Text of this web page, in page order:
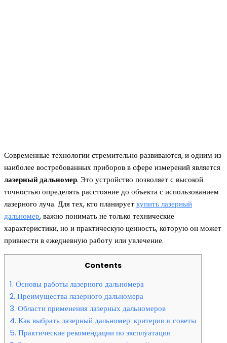
Современные технологии стремительно развиваются, и одним из
наиболее востребованных приборов в сфере измерений является
лазерный дальномер. Это устройство позволяет с высокой
точностью определять расстояние до объекта с использованием
лазерного луча. Для тех, кто планируеткупить лазерный
дальномер, важно понимать не только технические
характеристики, но и практическую ценность, которую он может
привнести в ежедневную работу или увлечение.
Contents
1. Основы работы лазерного дальномера
2. Преимущества лазерного дальномера
3. Области применения лазерных дальномеров
4. Как выбрать лазерный дальномер: критерии и советы
5. Практические рекомендации по эксплуатации